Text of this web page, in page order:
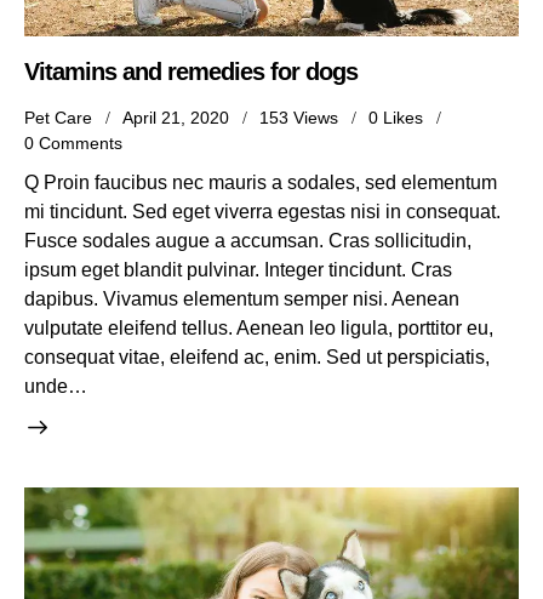
Vitamins and remedies for dogs
Pet Care April 21, 2020 153 Views 0 Likes
0 Comments
Q Proin faucibus nec mauris a sodales, sed elementum
mi tincidunt. Sed eget viverra egestas nisi in consequat.
Fusce sodales augue a accumsan. Cras sollicitudin,
ipsum eget blandit pulvinar. Integer tincidunt. Cras
dapibus. Vivamus elementum semper nisi. Aenean
vulputate eleifend tellus. Aenean leo ligula, porttitor eu,
consequat vitae, eleifend ac, enim. Sed ut perspiciatis,
unde…